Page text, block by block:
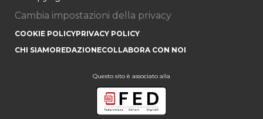
Cambia impostazioni della privacy
COOKIE POLICYPRIVACY POLICY
CHI SIAMOREDAZIONECOLLABORA CON NOI
Questo sito è associato alla